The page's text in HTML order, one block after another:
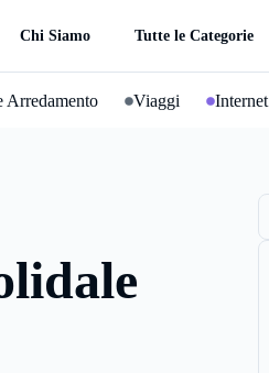
Chi Siamo Tutte le Categorie
Arredamento Viaggi Internet